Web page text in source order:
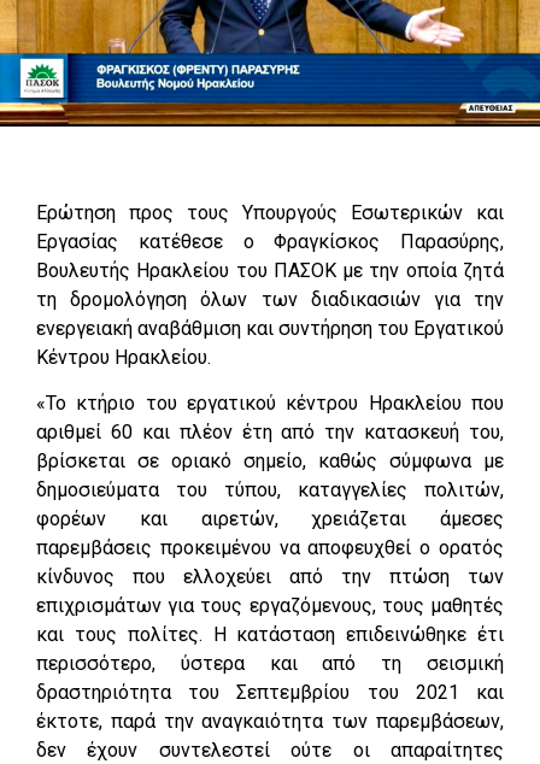
Ερώτηση προς τους Υπουργούς Εσωτερικών και
Εργασίας κατέθεσε ο Φραγκίσκος Παρασύρης,
Βουλευτής Ηρακλείου του ΠΑΣΟΚ με την οποία ζητά
τη δρομολόγηση όλων των διαδικασιών για την
ενεργειακή αναβάθμιση και συντήρηση του Εργατικού
Κέντρου Ηρακλείου.
«Το κτήριο του εργατικού κέντρου Ηρακλείου που
αριθμεί 60 και πλέον έτη από την κατασκευή του,
βρίσκεται σε οριακό σημείο, καθώς σύμφωνα με
δημοσιεύματα του τύπου, καταγγελίες πολιτών,
φορέων και αιρετών, χρειάζεται άμεσες
παρεμβάσεις προκειμένου να αποφευχθεί ο ορατός
κίνδυνος που ελλοχεύει από την πτώση των
επιχρισμάτων για τους εργαζόμενους, τους μαθητές
και τους πολίτες. Η κατάσταση επιδεινώθηκε έτι
περισσότερο, ύστερα και από τη σεισμική
δραστηριότητα του Σεπτεμβρίου του 2021 και
έκτοτε, παρά την αναγκαιότητα των παρεμβάσεων,
δεν έχουν συντελεστεί ούτε οι απαραίτητες